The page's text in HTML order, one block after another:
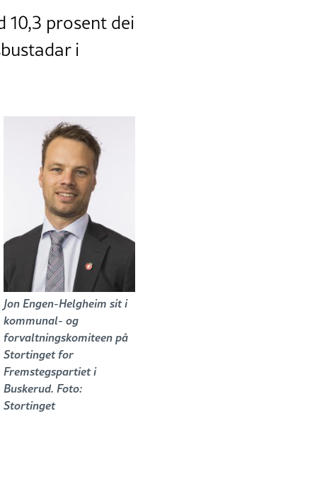
10,3 prosent dei
i
Jon Engen-Helgheim sit i
kommunal- og
forvaltningskomiteen på
Stortinget for
Fremstegspartiet i
Buskerud. Foto:
Stortinget